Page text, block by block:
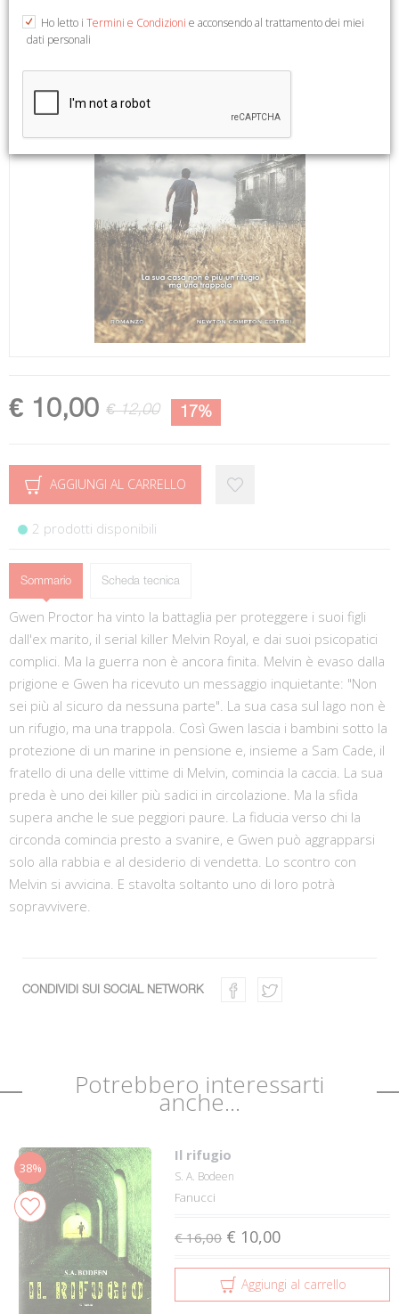
€ 10,00 € 12,00 17%
AGGIUNGI AL CARRELLO
2 prodotti disponibili
Sommario Scheda tecnica
Gwen Proctor ha vinto la battaglia per proteggere i suoi figli
dall'ex marito, il serial killer Melvin Royal, e dai suoi psicopatici
complici. Ma la guerra non è ancora finita. Melvin è evaso dalla
prigione e Gwen ha ricevuto un messaggio inquietante: "Non
sei più al sicuro da nessuna parte". La sua casa sul lago non è
un rifugio, ma una trappola. Così Gwen lascia i bambini sotto la
protezione di un marine in pensione e, insieme a Sam Cade, il
fratello di una delle vittime di Melvin, comincia la caccia. La sua
preda è uno dei killer più sadici in circolazione. Ma la sfida
supera anche le sue peggiori paure. La fiducia verso chi la
circonda comincia presto a svanire, e Gwen può aggrapparsi
solo alla rabbia e al desiderio di vendetta. Lo scontro con
Melvin si avvicina. E stavolta soltanto uno di loro potrà
sopravvivere.
CONDIVIDI SUI SOCIAL NETWORK
Potrebbero interessarti
anche...
38%
Il rifugio
S. A. Bodeen
Fanucci
€ 16,00 € 10,00
Aggiungi al carrello
Ho letto i Termini e Condizioni e acconsendo al trattamento dei miei
dati personali